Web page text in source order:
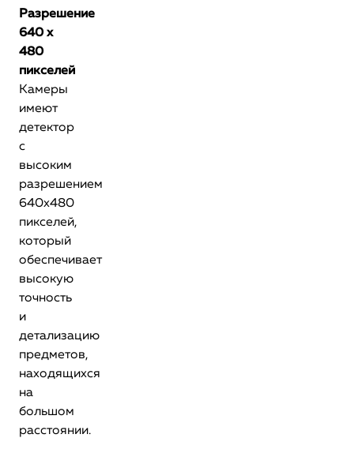
Разрешение
640 x
480
пикселей
Камеры
имеют
детектор
с
высоким
разрешением
640x480
пикселей,
который
обеспечивает
высокую
точность
и
детализацию
предметов,
находящихся
на
большом
расстоянии.